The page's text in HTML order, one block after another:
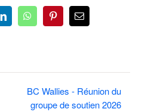
LinkedInWhatsAppPinterestCourriel
:
BC Wallies - Réunion du
groupe de soutien 2026